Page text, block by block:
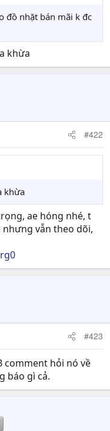
đồ nhặt bán mãi k đc
khừa
#422
khừa
ae hóng nhé, t
nhưng vẫn theo dõi,
#423
comment hỏi nó về
báo gì cả.